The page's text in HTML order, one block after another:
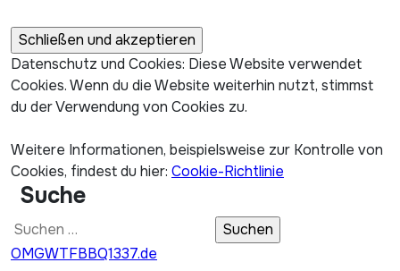
Datenschutz und Cookies: Diese Website verwendet
Cookies. Wenn du die Website weiterhin nutzt, stimmst
du der Verwendung von Cookies zu.
Weitere Informationen, beispielsweise zur Kontrolle von
Cookies, findest du hier: Cookie-Richtlinie
Suche
Suchen
nach:
OMGWTFBBQ1337.de